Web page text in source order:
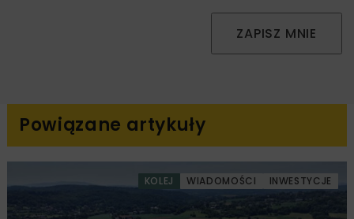
ZAPISZ MNIE
Powiązane artykuły
KOLEJ WIADOMOŚCI INWESTYCJE